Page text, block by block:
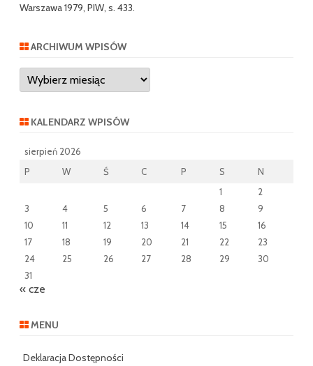
Warszawa 1979, PIW, s. 433.
ARCHIWUM WPISÓW
Archiwum
wpisów
KALENDARZ WPISÓW
sierpień 2026
P
W Ś C P S
N
1
2
3
4 5 6 7 8
9
10
11 12 13 14 15
16
17
18 19 20 21 22
23
24
25 26 27 28 29
30
31
« cze
MENU
Deklaracja Dostępności